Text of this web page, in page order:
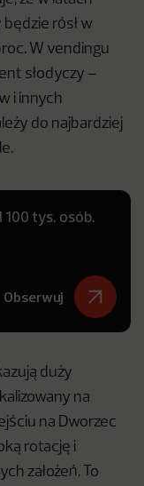
rósł w
W vendingu
słodyczy –
i innych
do najbardziej
100 tys. osób.
Obserwuj
duży
na
na Dworzec
rotację i
założeń. To